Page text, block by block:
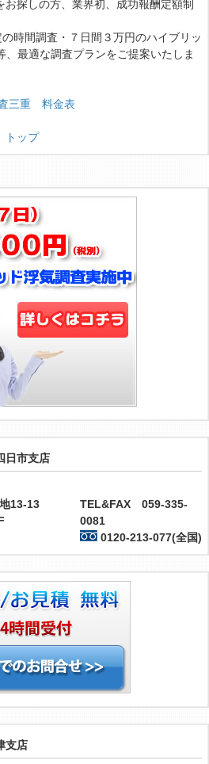
探しの方、業界初、成功報酬定額制
時間調査・７日間３万円のハイブリッ
、最適な調査プランをご提案いたしま
三重 料金表
ップ
日市支店
13-13
TEL&FAX 059-335-
0081
0120-213-077(全国)
支店